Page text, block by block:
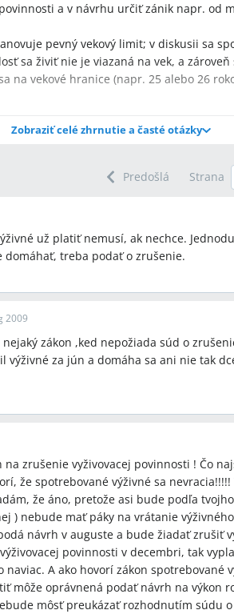
a v návrhu určiť zánik napr. od
pevný vekový limit; v diskusii sa
sa živiť nie je viazaná na vek, a
na vekové hranice (napr. 25 alebo 26
platiť výživné, keď dieťa ukončí
kým dieťa nie je schopné samo sa živiť;
štúdium na vysokej škole, rodič môže
aby prestal platiť výživné?
súdneho orgánu rodič formálne
hneď, ak má podozrenie, že dieťa sa
nepřestávať platiť bez rozsudku;
deň, od ktorého má povinnosť zaniknúť
výživné platiť aj počas prázdnin?
študenta súvisle chráni status študenta
výplaty prídavku a pokračovanie
preto je bežné, že súd berie do úvahy
dieťa, ktoré opakovane brigáduje
na Úrade práce je právo, nie
súd posudzuje individualitu prípadu a
dôkazy o zamestnaní.
Zobraziť celé zhrnutie a časté otázky
Predošlá Strana
už platiť nemusí, ak nechce.
domáhať, treba podať o zrušenie.
2009
zákon ,ked nepožiada súd o
výživné za jún a domáha sa ani nie tak
zrušenie vyživovacej povinnosti ! Čo
že spotrebované výživné sa
že áno, pretože asi bude podľa
) nebude mať páky na vrátanie
návrh v auguste a bude žiadať zrušiť
povinnosti v decembri, tak
naviac. A ako hovorí zákon spotrebované
môže oprávnená podať návrh na výkon
môsť preukázať rozhodnutím súdu